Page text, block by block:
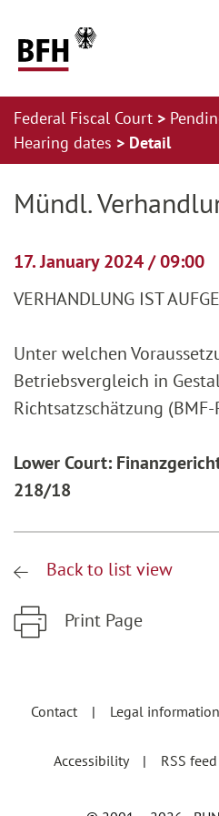
Federal Fiscal Court
Hearing dates
Detail
Mündl.
17. January 2024 / 09:00
VERHANDLUNG IST
Unter welchen
Betriebsvergleich in
Richtsatzschätzung
Lower Court:
218/18
Back to list view
Print Page
Contact
Legal information
Accessibility RSS feed